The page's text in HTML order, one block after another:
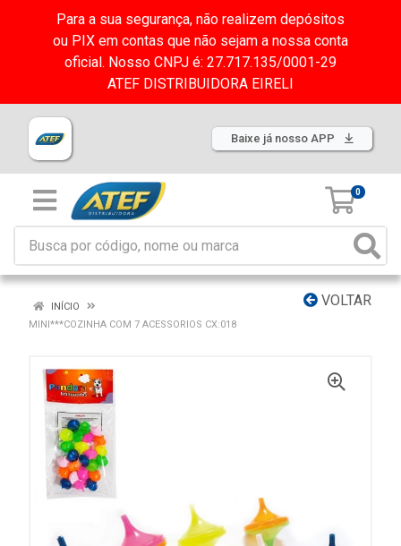
Para a sua segurança, não realizem depósitos
ou PIX em contas que não sejam a nossa conta
oficial. Nosso CNPJ é: 27.717.135/0001-29
ATEF DISTRIBUIDORA EIRELI
Baixe já nosso APP
0
VOLTAR
INÍCIO
MINI***COZINHA COM 7 ACESSORIOS CX:018